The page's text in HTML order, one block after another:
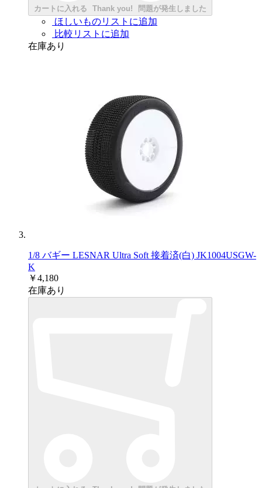
カートに入れる Thank you! 問題が発生しました
ほしいものリストに追加
比較リストに追加
在庫あり
1/8 バギー LESNAR Ultra Soft 接着済(白) JK1004USGW-
K
￥4,180
在庫あり